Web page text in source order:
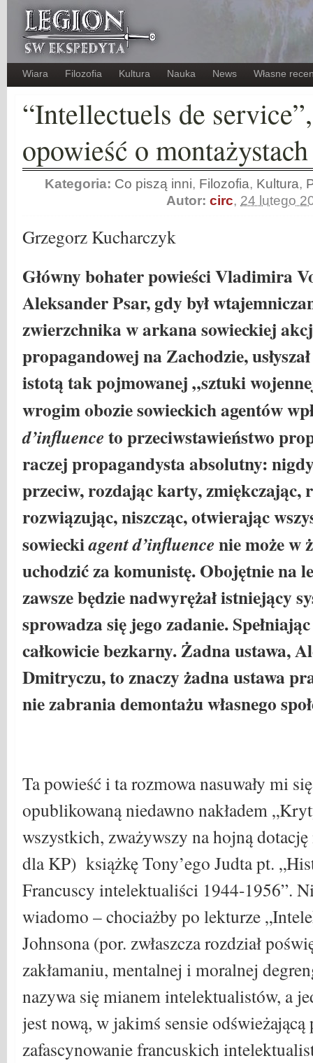
Wiara Filozofia Kultura Nauka News Własne
“Intellectuels de
opowieść o montażystach
Kategoria: Co piszą inni, Filozofia, Kultura,
Autor:circ, 24 lutego
Grzegorz Kucharczyk
Główny bohater powieści Vladimira
Aleksander Psar, gdy był
zwierzchnika w arkana sowieckiej
propagandowej na Zachodzie,
istotą tak pojmowanej „sztuki
wrogim obozie sowieckich agentów
d’influenceto przeciwstawieństwo
raczej propagandysta absolutny:
przeciw, rozdając karty, zmiękczając,
rozwiązując, niszcząc, otwierając
sowieckiagent d’influencenie może w
uchodzić za komunistę. Obojętnie na
zawsze będzie nadwyrężał istniejący
sprowadza się jego zadanie.
całkowicie bezkarny. Żadna ustawa,
Dmitryczu, to znaczy żadna ustawa
nie zabrania demontażu własnego
Ta powieść i ta rozmowa nasuwały mi
opublikowaną niedawno nakładem
wszystkich, zważywszy na hojną
dla KP) książkę Tony’ego Judta pt.
Francuscy intelektualiści 1944-1956”.
wiadomo – chociażby po lekturze
Johnsona (por. zwłaszcza rozdział
zakłamaniu, mentalnej i moralnej
nazywa się mianem intelektualistów, a
jest nową, w jakimś sensie
zafascynowanie francuskich